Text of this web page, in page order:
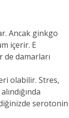
Ancak ginkgo
içerir. E
damarları
olabilir. Stres,
serotonin